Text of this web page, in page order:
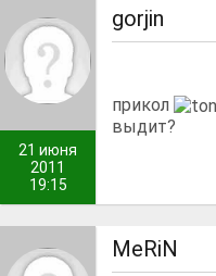
21 июня
2011
19:15
gorjin
прикол
выдит?
MeRiN